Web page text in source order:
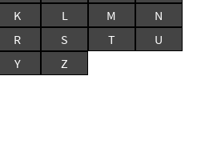
K L M
N
R S T
U
Y Z